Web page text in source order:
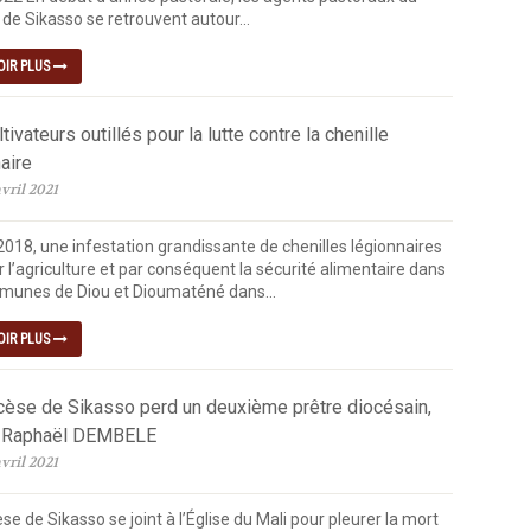
Sikasso se retrouvent autour...
PLUS
outillés pour la lutte contre la chenille
2021
une infestation grandissante de chenilles légionnaires
l’agriculture et par conséquent la sécurité alimentaire dans
de Diou et Dioumaténé dans...
PLUS
de Sikasso perd un deuxième prêtre diocésain,
DEMBELE
2021
de Sikasso se joint à l’Église du Mali pour pleurer la mort